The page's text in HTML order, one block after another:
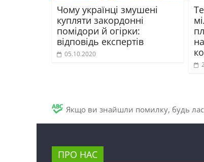
Чому українці змушені
купляти закордонні
помідори й огірки:
відповідь експертів
05.10.2020
Якщо ви знайшли помилку, будь
ПРО НАС